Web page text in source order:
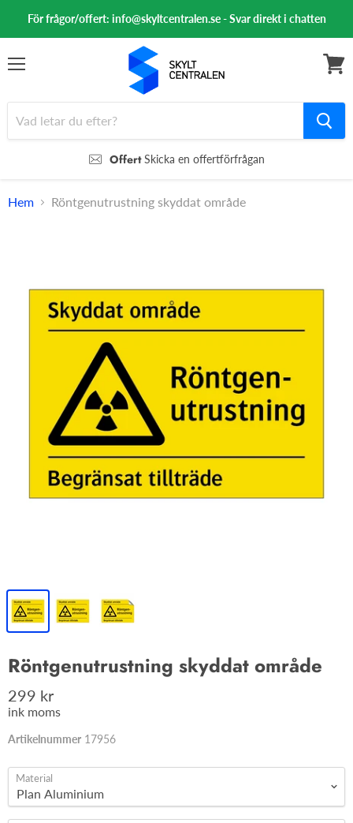
För frågor/offert: info@skyltcentralen.se - Svar direkt i chatten
OffertSkicka en offertförfrågan
Hem Röntgenutrustning skyddat område
Röntgenutrustning skyddat område
299 kr
ink moms
Artikelnummer 17956
Material